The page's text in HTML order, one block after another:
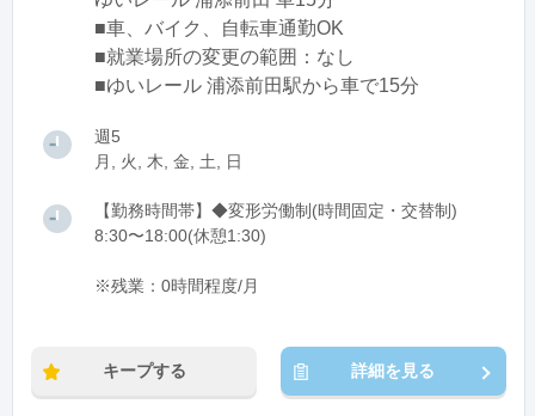
■車、バイク、自転車通勤OK
■就業場所の変更の範囲：なし
■ゆいレール 浦添前田駅から車で15分
週5
月, 火, 木, 金, 土, 日
【勤務時間帯】◆変形労働制(時間固定・交替制)
8:30〜18:00(休憩1:30)
※残業：0時間程度/月
キープする 詳細を見る